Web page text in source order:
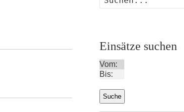
Einsätze suchen
Vom:
Bis: